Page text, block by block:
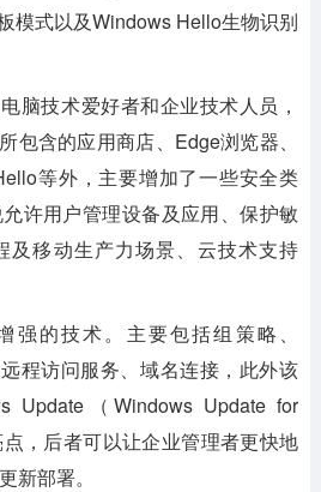
模式以及Windows Hello生物识别
脑技术爱好者和企业技术人员，
包含的应用商店、Edge浏览器、
等外，主要增加了一些安全类
许用户管理设备及应用、保护敏
及移动生产力场景、云技术支持
强的技术。主要包括组策略、
程访问服务、域名连接，此外该
Update（Windows Update for
，后者可以让企业管理者更快地
新部署。